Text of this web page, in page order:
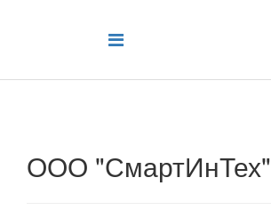
ООО "СмартИнТех"